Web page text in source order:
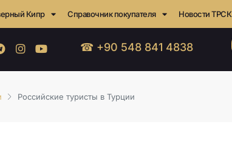
Кипр Справочник покупателя Новости ТРСК
☎ +90 548 841 4838
Российские туристы в Турции